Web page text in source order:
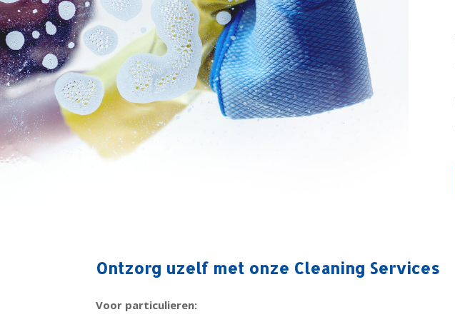
Ontzorg uzelf met onze Cleaning Services
Voor particulieren: